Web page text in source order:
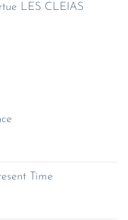
LES CLEIAS
Time